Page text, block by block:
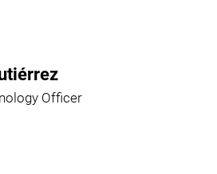
Officer